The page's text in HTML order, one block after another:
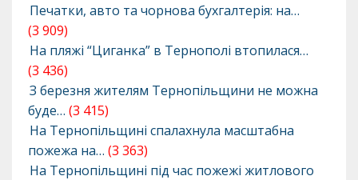
Печатки, авто та чорнова бухгалтерія: на…
(3 909)
На пляжі “Циганка” в Тернополі втопилася…
(3 436)
З березня жителям Тернопільщини не можна
буде… (3 415)
На Тернопільщині спалахнула масштабна
пожежа на… (3 363)
На Тернопільщині під час пожежі житлового